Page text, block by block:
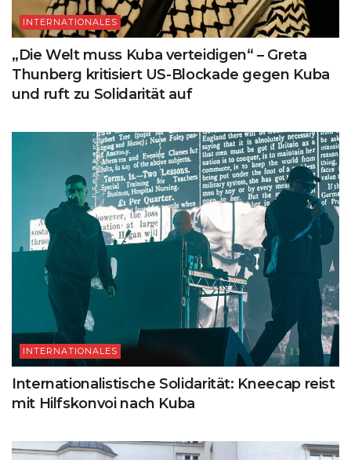
INTERNATIONALES
„Die Welt muss Kuba verteidigen“ – Greta
Thunberg kritisiert US-Blockade gegen Kuba
und ruft zu Solidarität auf
INTERNATIONALES
Internationalistische Solidarität: Kneecap reist
mit Hilfskonvoi nach Kuba